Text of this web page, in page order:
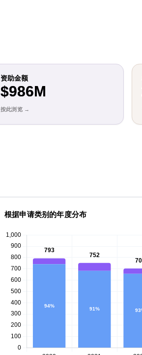
资助金额
$986M
根据申请类别的年度分布